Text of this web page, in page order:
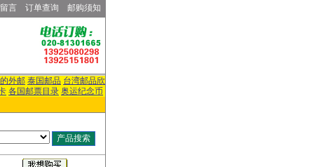
言 订单查询 邮购须知
外邮 泰国邮品 台湾邮品欣
各国邮票目录 奥运纪念币